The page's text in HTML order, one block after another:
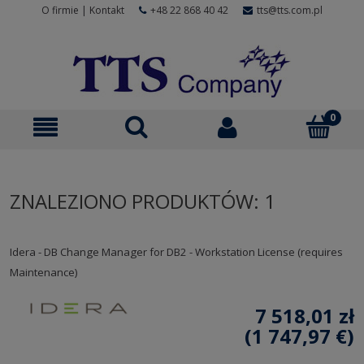
O firmie | Kontakt +48 22 868 40 42 tts@tts.com.pl
ZNALEZIONO PRODUKTÓW: 1
Idera - DB Change Manager for DB2 - Workstation License (requires
Maintenance)
7 518,01 zł
(1 747,97 €)